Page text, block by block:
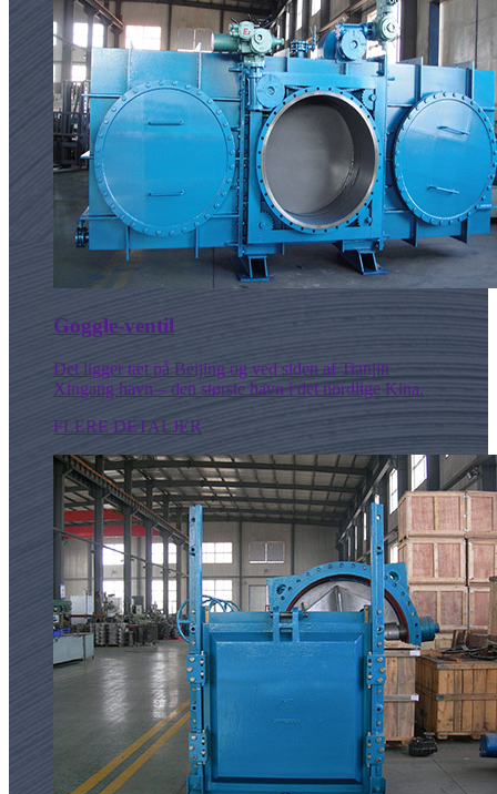
Goggle-ventil
Det ligger tæt på Beijing og ved siden af ​​Tianjin
Xingang havn – den største havn i det nordlige Kina.
FLERE DETALJER